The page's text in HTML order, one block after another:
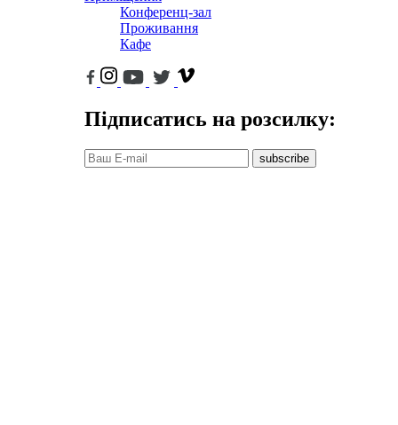
Конференц-зал
Проживання
Кафе
Підписатись на розсилку:
subscribe